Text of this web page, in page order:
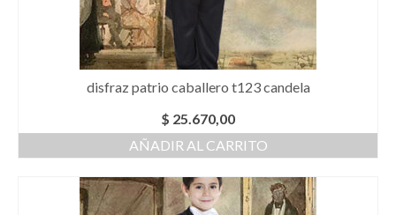
disfraz patrio caballero t123 candela
$ 25.670,00
AÑADIR AL CARRITO